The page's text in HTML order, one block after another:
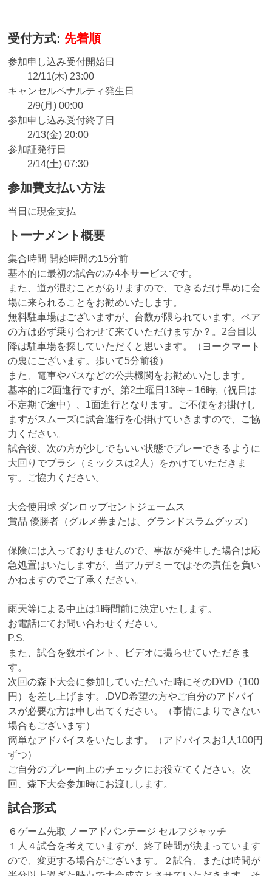
受付方式: 先着順
参加申し込み受付開始日
12/11(木) 23:00
キャンセルペナルティ発生日
2/9(月) 00:00
参加申し込み受付終了日
2/13(金) 20:00
参加証発行日
2/14(土) 07:30
参加費支払い方法
当日に現金支払
トーナメント概要
集合時間 開始時間の15分前
基本的に最初の試合のみ4本サービスです。
また、道が混むことがありますので、できるだけ早めに会
場に来られることをお勧めいたします。
無料駐車場はございますが、台数が限られています。ペア
の方は必ず乗り合わせて来ていただけますか？。2台目以
降は駐車場を探していただくと思います。（ヨークマート
の裏にございます。歩いて5分前後）
また、電車やバスなどの公共機関をお勧めいたします。
基本的に2面進行ですが、第2土曜日13時～16時,（祝日は
不定期で途中）、1面進行となります。ご不便をお掛けし
ますがスムーズに試合進行を心掛けていきますので、ご協
力ください。
試合後、次の方が少しでもいい状態でプレーできるように
大回りでブラシ（ミックスは2人）をかけていただきま
す。ご協力ください。
大会使用球 ダンロップセントジェームス
賞品 優勝者（グルメ券または、グランドスラムグッズ）
保険には入っておりませんので、事故が発生した場合は応
急処置はいたしますが、当アカデミーではその責任を負い
かねますのでご了承ください。
雨天等による中止は1時間前に決定いたします。
お電話にてお問い合わせください。
P.S.
また、試合を数ポイント、ビデオに撮らせていただきま
す。
次回の森下大会に参加していただいた時にそのDVD（100
円）を差し上げます。.DVD希望の方やご自分のアドバイ
スが必要な方は申し出てください。（事情によりできない
場合もございます）
簡単なアドバイスをいたします。（アドバイスお1人100円
ずつ）
ご自分のプレー向上のチェックにお役立てください。次
回、森下大会参加時にお渡しします。
試合形式
６ゲーム先取 ノーアドバンテージ セルフジャッチ
１人４試合を考えていますが、終了時間が決まっています
ので、変更する場合がございます。２試合、または時間が